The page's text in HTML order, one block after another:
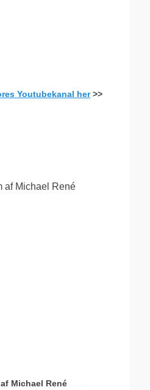
Youtubekanal her>>
af Michael René
Michael René